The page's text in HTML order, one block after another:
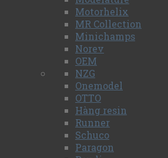
Motorhelix
MR Collection
Minichamps
Norev
OEM
NZG
Onemodel
OTTO
Hàng resin
Runner
Schuco
Paragon